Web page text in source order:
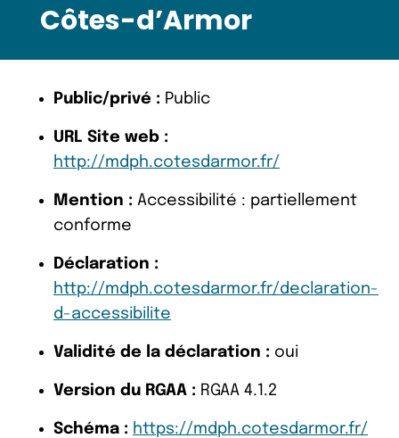
Côtes-d’Armor
Public/privé : Public
URL Site web :
http://mdph.cotesdarmor.fr/
Mention : Accessibilité : partiellement
conforme
Déclaration :
http://mdph.cotesdarmor.fr/declaration-
d-accessibilite
Validité de la déclaration : oui
Version du RGAA : RGAA 4.1.2
Schéma : https://mdph.cotesdarmor.fr/